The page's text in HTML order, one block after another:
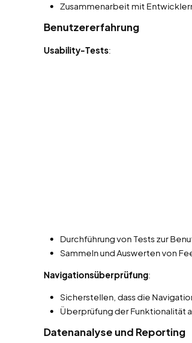
Zusammenarbeit mit
Benutzererfahrung
Usability-Tests:
Durchführung von Tests zur
Sammeln und Auswerten von
Navigationsüberprüfung:
Sicherstellen, dass die
Überprüfung der Funktionalität
Datenanalyse und Reporting